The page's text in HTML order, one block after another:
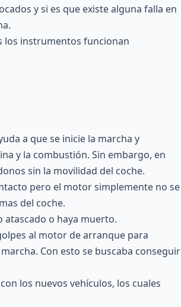
y si es que existe alguna falla en
los instrumentos funcionan
a que se inicie la marcha y
y la combustión. Sin embargo, en
sin la movilidad del coche.
pero el motor simplemente no se
del coche.
atascado o haya muerto.
al motor de arranque para
Con esto se buscaba conseguir
los nuevos vehículos, los cuales